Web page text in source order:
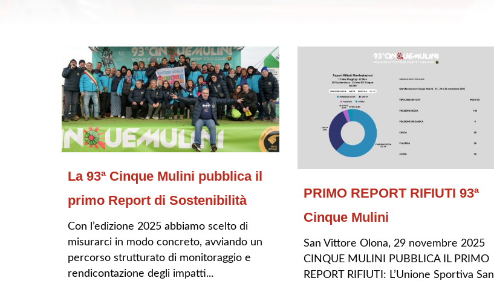
La 93ª Cinque Mulini pubblica il
primo Report di Sostenibilità
Con l’edizione 2025 abbiamo scelto di
misurarci in modo concreto, avviando un
percorso strutturato di monitoraggio e
rendicontazione degli impatti...
PRIMO REPORT RIFIUTI 93ª
Cinque Mulini
San Vittore Olona, 29 novembre 2025
CINQUE MULINI PUBBLICA IL PRIMO
REPORT RIFIUTI: L’Unione Sportiva San